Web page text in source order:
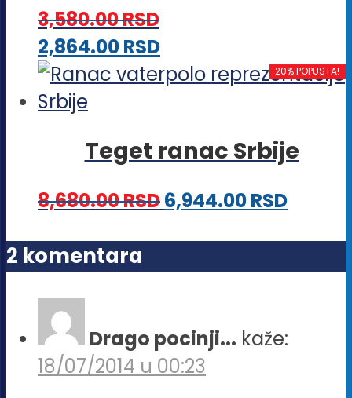
mogu
biti
izabrane
stranici
proizvoda.
3,580.00RSD
2,864.00RSDOvaj
proizvod
varijanti.
mogu
biti
izabrane
proizvoda.
20% POPUSTA!
Teget ranac Srbije
8,680.00RSD6,944.00RSD
2 komentara
Drago pocinji... kaže:
18/07/2014 u 00:23